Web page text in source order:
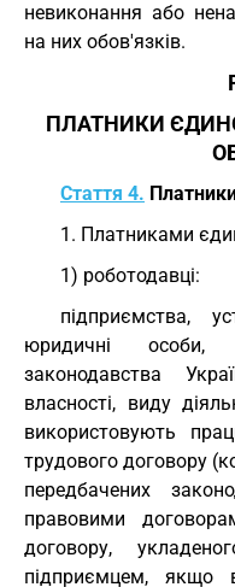
невиконання або
на них обов'язків.
ПЛАТНИКИ
Стаття 4.
1. Платниками
1) роботодавці:
підприємства,
юридичні особи,
законодавства
власності, виду
використовують
трудового договору
передбачених
правовими
договору,
підприємцем, якщо